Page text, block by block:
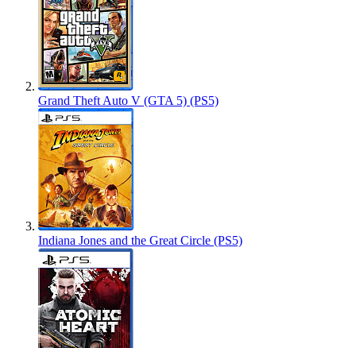
Grand Theft Auto V (GTA 5) (PS5)
Indiana Jones and the Great Circle (PS5)